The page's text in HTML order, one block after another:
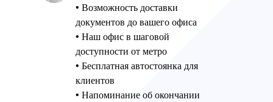
• Возможность доставки
документов до вашего офиса
• Наш офис в шаговой
доступности от метро
• Бесплатная автостоянка для
клиентов
• Напоминание об окончании